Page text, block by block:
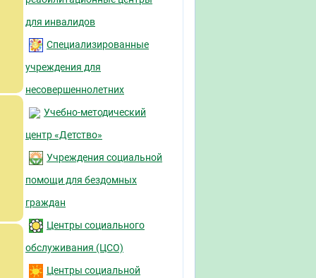
для инвалидов
Специализированные
учреждения для
несовершеннолетних
Учебно-методический
центр «Детство»
Учреждения социальной
помощи для бездомных
граждан
Центры социального
обслуживания (ЦСО)
Центры социальной